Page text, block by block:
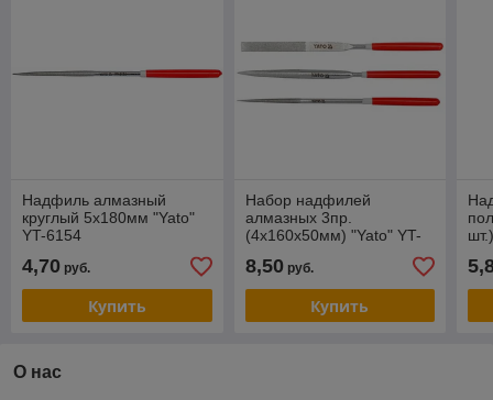
Надфиль алмазный
круглый 5х180мм "Yato"
YT-6154
4,70 руб.
Купить
Набор надфилей
алмазных 3пр.
(4х160x50мм) "Yato" YT-
8,50руб.
Купить
О нас